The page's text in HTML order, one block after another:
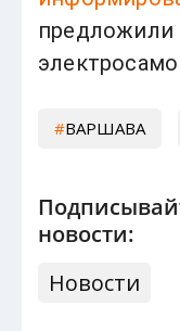
предложили
ВАРШАВА
новости:
Новости